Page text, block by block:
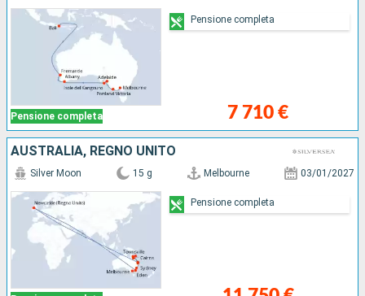
Pensione completa 7 710 €
Pensione completa
AUSTRALIA, REGNO UNITO
Silver Moon 15 g Melbourne 03/01/2027
Pensione completa